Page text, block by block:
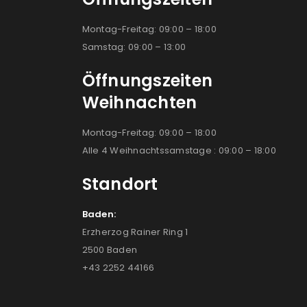
Montag-Freitag: 09:00 – 18:00
Samstag: 09:00 – 13:00
Öffnungszeiten
Weihnachten
Montag-Freitag: 09:00 – 18:00
Alle 4 Weihnachtssamstage : 09:00 – 18:00
Standort
Baden:
Erzherzog Rainer Ring 1
2500 Baden
+43 2252 44166